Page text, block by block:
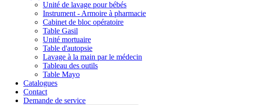
Unité de lavage pour bébés
Instrument - Armoire à pharmacie
Cabinet de bloc opératoire
Table Gasil
Unité mortuaire
Table d'autopsie
Lavage à la main par le médecin
Tableau des outils
Table Mayo
Catalogues
Contact
Demande de service